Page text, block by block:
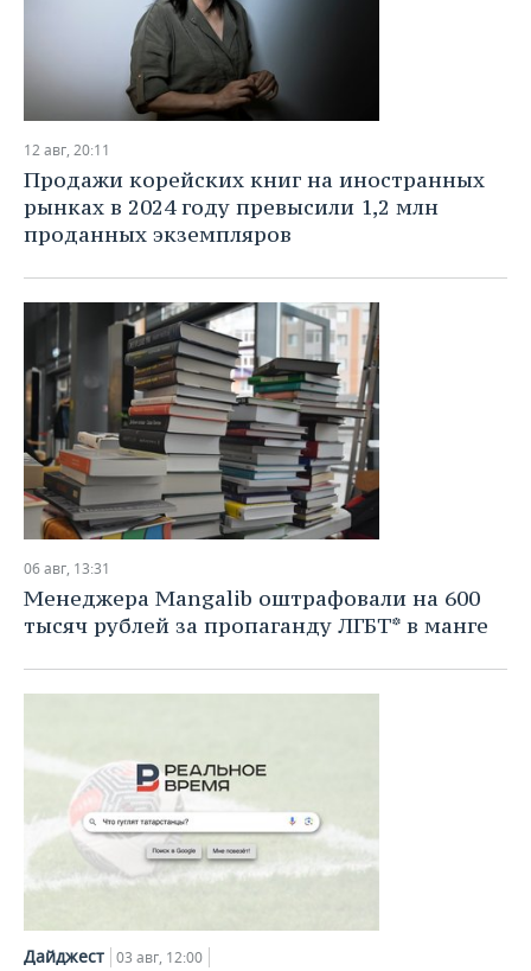
12 авг, 20:11
Продажи корейских книг на иностранных
рынках в 2024 году превысили 1,2 млн
проданных экземпляров
06 авг, 13:31
Менеджера Mangalib оштрафовали на 600
тысяч рублей за пропаганду ЛГБТ* в манге
Дайджест 03 авг, 12:00